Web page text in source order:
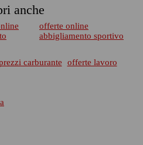
anche
offerte online
abbigliamento sportivo
carburante
offerte lavoro